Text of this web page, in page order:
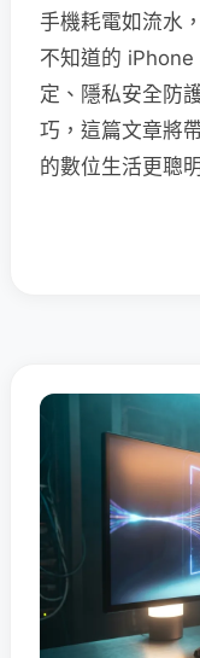
手機耗電如流水
不知道的
定、隱私安全防
巧，這篇文章將
的數位生活更聰